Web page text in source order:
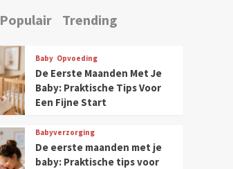
Populair Trending
Baby Opvoeding
De Eerste Maanden Met Je
Baby: Praktische Tips Voor
Een Fijne Start
Babyverzorging
De eerste maanden met je
baby: Praktische tips voor